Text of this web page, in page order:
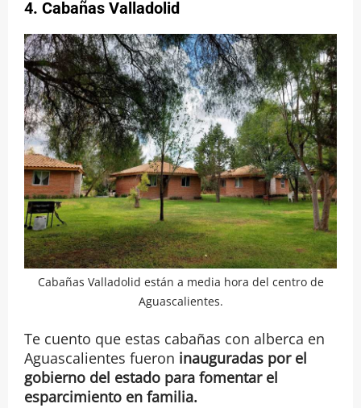
4. Cabañas Valladolid
Cabañas Valladolid están a media hora del centro de
Aguascalientes.
Te cuento que estas cabañas con alberca en
Aguascalientes fueron inauguradas por el
gobierno del estado para fomentar el
esparcimiento en familia.